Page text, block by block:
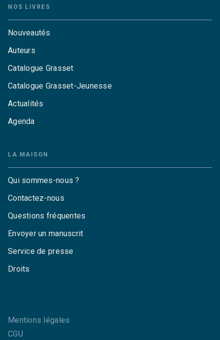
NOS LIVRES
Nouveautés
Auteurs
Catalogue Grasset
Catalogue Grasset-Jeunesse
Actualités
Agenda
LA MAISON
Qui sommes-nous ?
Contactez-nous
Questions fréquentes
Envoyer un manuscrit
Service de presse
Droits
Mentions légales
CGU